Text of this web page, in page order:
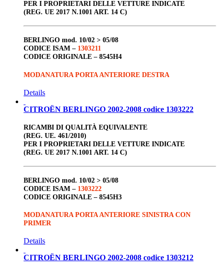
PER I PROPRIETARI DELLE VETTURE INDICATE
(REG. UE 2017 N.1001 ART. 14 C)
BERLINGO mod. 10/02 > 05/08
CODICE ISAM – 1303211
CODICE ORIGINALE – 8545H4
MODANATURA PORTA ANTERIORE DESTRA
Details
CITROËN BERLINGO 2002-2008 codice 1303222
RICAMBI DI QUALITÀ EQUIVALENTE
(REG. UE. 461/2010)
PER I PROPRIETARI DELLE VETTURE INDICATE
(REG. UE 2017 N.1001 ART. 14 C)
BERLINGO mod. 10/02 > 05/08
CODICE ISAM – 1303222
CODICE ORIGINALE – 8545H3
MODANATURA PORTA ANTERIORE SINISTRA CON
PRIMER
Details
CITROËN BERLINGO 2002-2008 codice 1303212